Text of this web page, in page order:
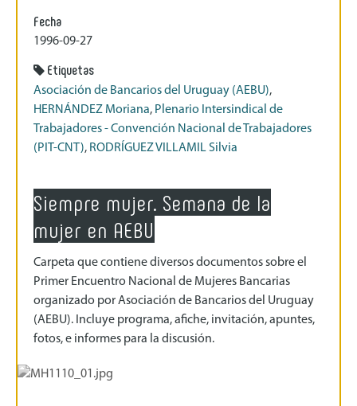
Fecha
1996-09-27
Etiquetas
Asociación de Bancarios del Uruguay (AEBU),
HERNÁNDEZ Moriana, Plenario Intersindical de
Trabajadores - Convención Nacional de Trabajadores
(PIT-CNT), RODRÍGUEZ VILLAMIL Silvia
Siempre mujer. Semana de la
mujer en AEBU
Carpeta que contiene diversos documentos sobre el
Primer Encuentro Nacional de Mujeres Bancarias
organizado por Asociación de Bancarios del Uruguay
(AEBU). Incluye programa, afiche, invitación, apuntes,
fotos, e informes para la discusión.